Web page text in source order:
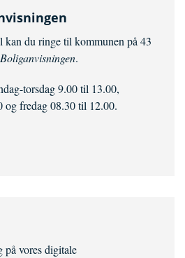
kan du ringe til kommunen på 43
Boliganvisningen.
torsdag 9.00 til 13.00,
og fredag 08.30 til 12.00.
på vores digitale